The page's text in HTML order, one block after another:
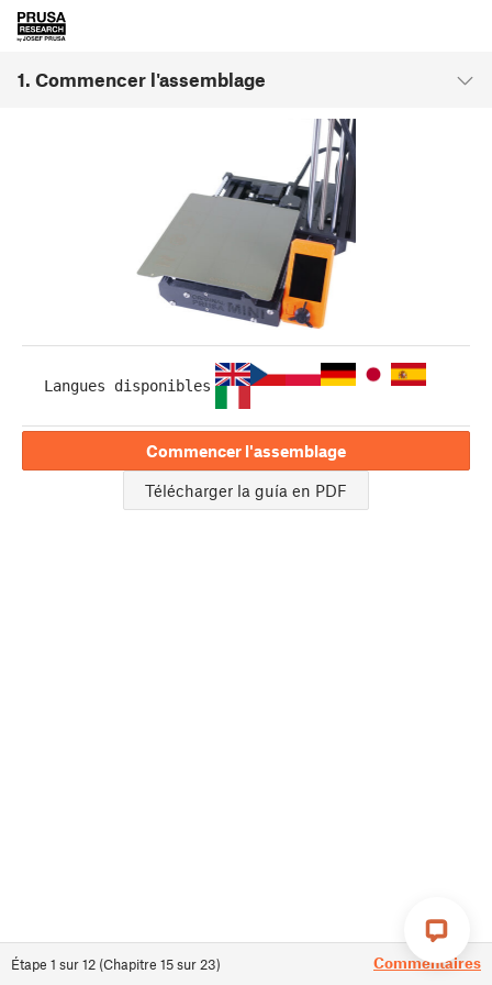
1. Commencer l'assemblage
Étape 1 sur12 (Chapitre 15sur 23) Commentaires
Langues disponibles
Commencer l'assemblage
Télécharger la guía en PDF